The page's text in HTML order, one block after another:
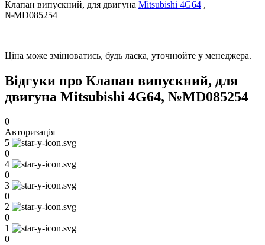
Клапан випускний, для двигуна Mitsubishi 4G64 ,
№MD085254
Ціна може змінюватись, будь ласка, уточнюйте у менеджера.
Відгуки про Клапан випускний, для
двигуна Mitsubishi 4G64, №MD085254
0
Авторизація
5
0
4
0
3
0
2
0
1
0